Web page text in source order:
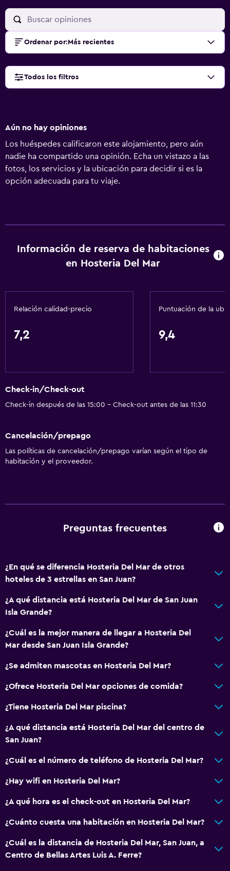
Ordenar por: Más recientes
Todos los filtros
Aún no hay opiniones
Los huéspedes calificaron este alojamiento, pero aún
nadie ha compartido una opinión. Echa un vistazo a las
fotos, los servicios y la ubicación para decidir si es la
opción adecuada para tu viaje.
Información de reserva de habitaciones
en Hosteria Del Mar
Relación calidad-precio
7,2
Puntuación de la
9,4
Check-in/Check-out
Check-in después de las 15:00 - Check-out antes de las 11:30
Cancelación/prepago
Las políticas de cancelación/prepago varían según el tipo de
habitación y el proveedor.
Preguntas frecuentes
¿En qué se diferencia Hosteria Del Mar de otros
hoteles de 3 estrellas en San Juan?
¿A qué distancia está Hosteria Del Mar de San Juan
Isla Grande?
¿Cuál es la mejor manera de llegar a Hosteria Del
Mar desde San Juan Isla Grande?
¿Se admiten mascotas en Hosteria Del Mar?
¿Ofrece Hosteria Del Mar opciones de comida?
¿Tiene Hosteria Del Mar piscina?
¿A qué distancia está Hosteria Del Mar del centro de
San Juan?
¿Cuál es el número de teléfono de Hosteria Del Mar?
¿Hay wifi en Hosteria Del Mar?
¿A qué hora es el check-out en Hosteria Del Mar?
¿Cuánto cuesta una habitación en Hosteria Del Mar?
¿Cuál es la distancia de Hosteria Del Mar, San Juan, a
Centro de Bellas Artes Luis A. Ferre?